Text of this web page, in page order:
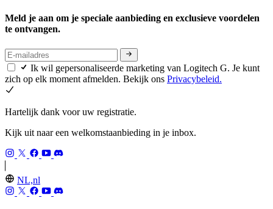
Meld je aan om je speciale aanbieding en exclusieve voordelen
te ontvangen.
Ik wil gepersonaliseerde marketing van Logitech G. Je kunt
zich op elk moment afmelden. Bekijk ons Privacybeleid.
Hartelijk dank voor uw registratie.
Kijk uit naar een welkomstaanbieding in je inbox.
NL,nl